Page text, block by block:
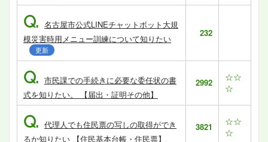
Q. 名古屋市公式LINEチャットボット大規
模災害時用メニュー訓練について知りたい
更新
232
Q. 市民課での手続きに必要な委任状の書
式を知りたい。 【届出・証明その他】
2992
☆☆
☆
Q. 代理人でも住民票の写しの取得ができ
るか知りたい 【住民基本台帳・住民票】
3821
☆☆
☆